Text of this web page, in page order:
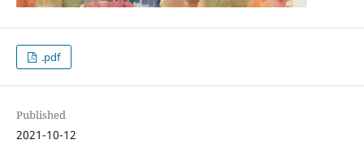
.pdf
Published
2021-10-12